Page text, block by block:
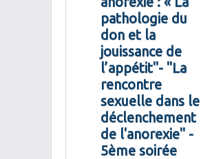
pathologie du
don et la
jouissance de
l’appétit"- "La
rencontre
sexuelle dans le
déclenchement
de l'anorexie" -
5ème soirée